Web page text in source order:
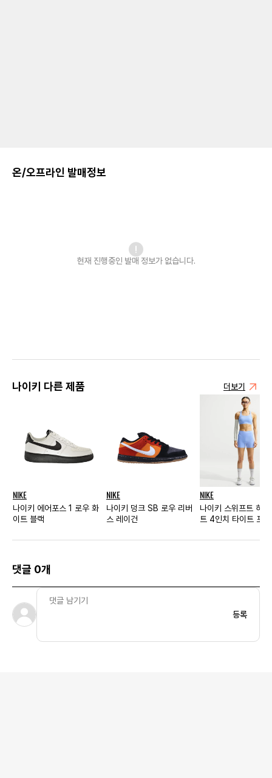
온/오프라인 발매정보
현재 진행중인 발매 정보가 없습니다.
나이키 다른 제품 더보기
NIKE
나이키 에어포스 1 로우 화
이트 블랙
NIKE
나이키 덩크 SB 로우 리버
스 레이건
NIKE
나이키 스위프트 하
트 4인치 타이트 포
댓글 0개
등록